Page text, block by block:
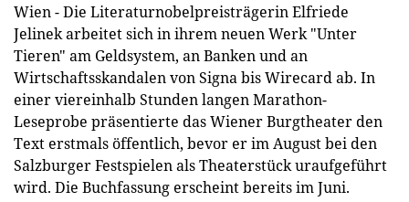
Wien - Die Literaturnobelpreisträgerin Elfriede
Jelinek arbeitet sich in ihrem neuen Werk "Unter
Tieren" am Geldsystem, an Banken und an
Wirtschaftsskandalen von Signa bis Wirecard ab. In
einer viereinhalb Stunden langen Marathon-
Leseprobe präsentierte das Wiener Burgtheater den
Text erstmals öffentlich, bevor er im August bei den
Salzburger Festspielen als Theaterstück uraufgeführt
wird. Die Buchfassung erscheint bereits im Juni.